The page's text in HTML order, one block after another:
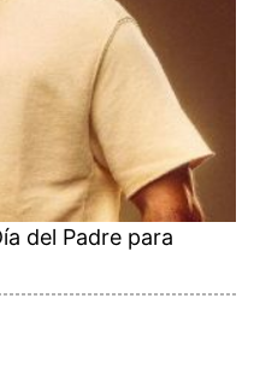
del Padre para